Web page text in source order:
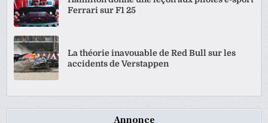
Ferrari sur F1 25
La théorie inavouable de Red Bull sur les
accidents de Verstappen
Annonce